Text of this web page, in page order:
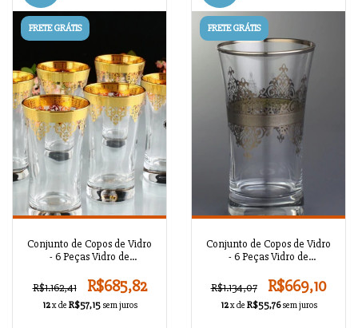
FRETE GRÁTIS
Conjunto de Copos de Vidro
- 6 Peças Vidro de
Ouro / BR56117
R$1.162,41 R$685,82
12x de R$57,15 sem juros
FRETE GRÁTIS
Conjunto de Copos de Vidro
- 6 Peças Vidro de
BR56116
R$1.134,07 R$669,10
12x de R$55,76 sem juros